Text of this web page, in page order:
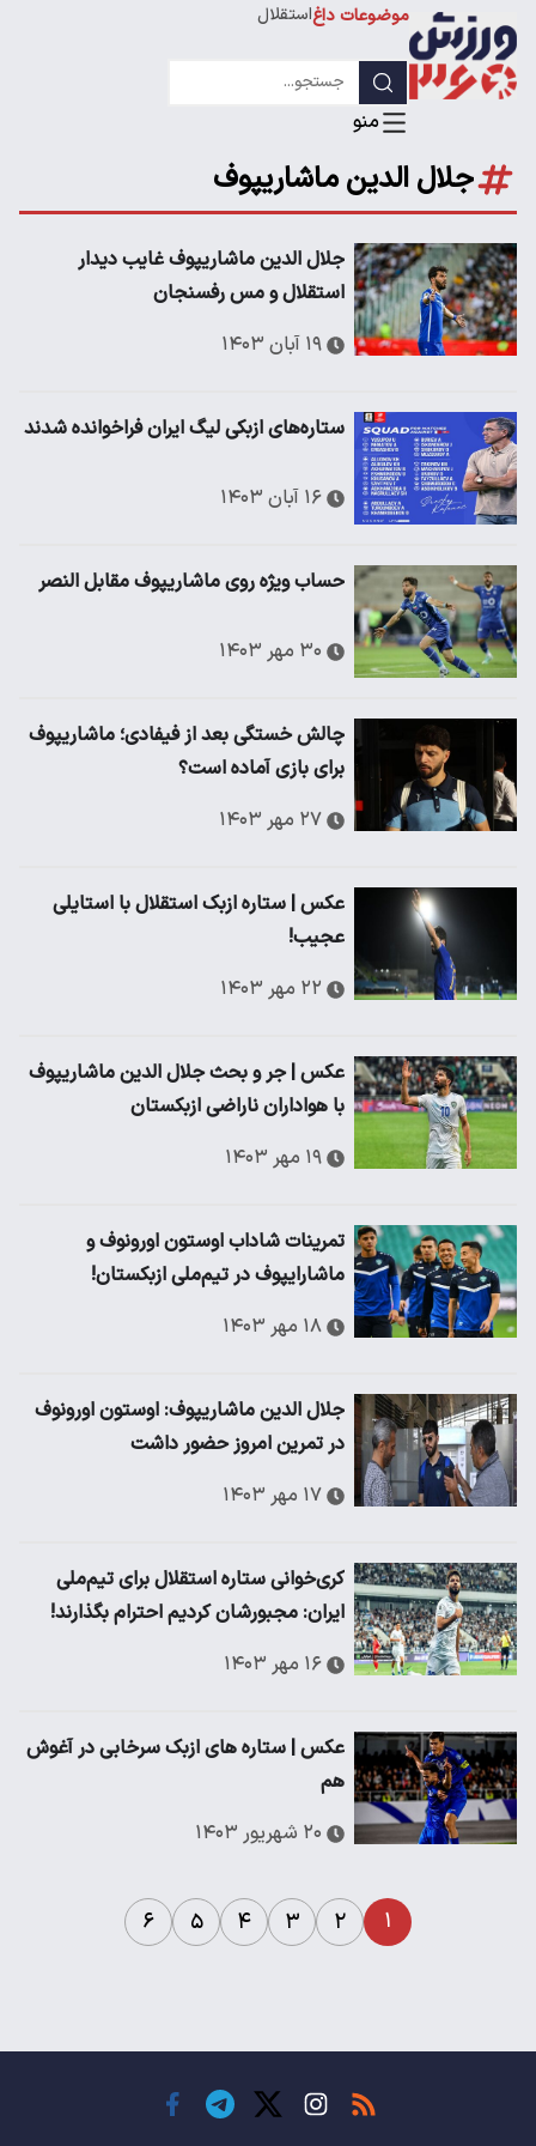
موضوعات داغاستقلال
جلال الدین ماشاریپوف
جلال الدین ماشاریپوف غایب دیدار
استقلال و مس رفسنجان
۱۹ آبان ۱۴۰۳
ستاره‌های ازبکی لیگ ایران فراخوانده شدند
۱۶ آبان ۱۴۰۳
حساب ویژه روی ماشاریپوف مقابل النصر
۳۰ مهر ۱۴۰۳
چالش خستگی بعد از فیفادی؛ ماشاریپوف
برای بازی آماده است؟
۲۷ مهر ۱۴۰۳
عکس | ستاره ازبک استقلال با استایلی
عجیب!
۲۲ مهر ۱۴۰۳
عکس | جر و بحث جلال الدین ماشاریپوف
با هواداران ناراضی ازبکستان
۱۹ مهر ۱۴۰۳
تمرینات شاداب اوستون اورونوف و
ماشارایپوف در تیم‌ملی ازبکستان!
۱۸ مهر ۱۴۰۳
جلال الدین ماشاریپوف: اوستون اورونوف
در تمرین امروز حضور داشت
۱۷ مهر ۱۴۰۳
کری‌خوانی ستاره استقلال برای تیم‌ملی
ایران: مجبورشان کردیم احترام بگذارند!
۱۶ مهر ۱۴۰۳
عکس | ستاره های ازبک سرخابی در آغوش
هم
۲۰ شهریور ۱۴۰۳
۱ ۲ ۳ ۴ ۵ ۶